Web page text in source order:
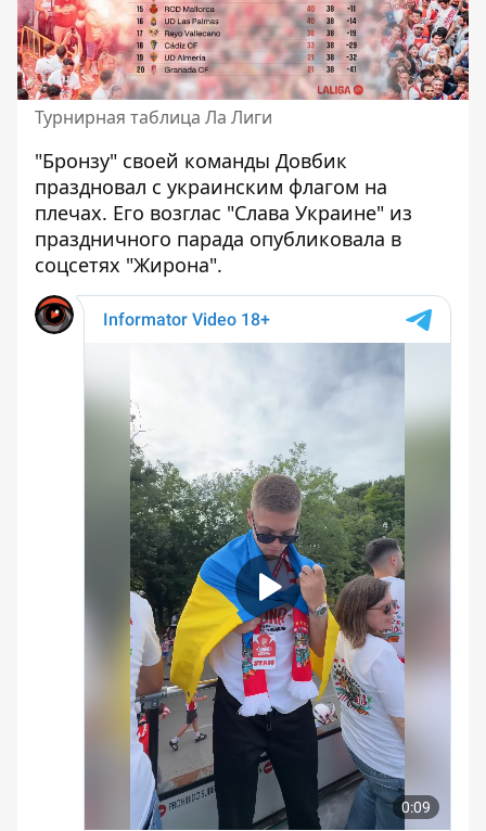
Турнирная таблица Ла Лиги
"Бронзу" своей команды Довбик
праздновал с украинским флагом на
плечах. Его возглас "Слава Украине" из
праздничного парада опубликовала в
соцсетях "Жирона".